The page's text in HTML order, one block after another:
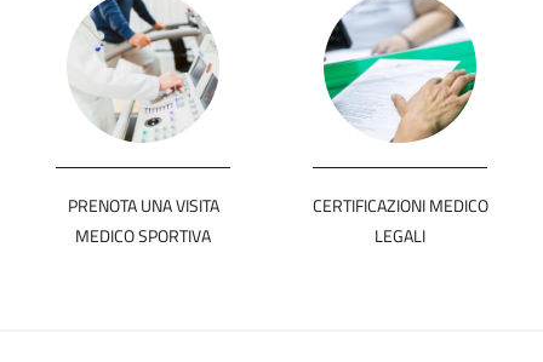
PRENOTA UNA VISITA
MEDICO SPORTIVA
CERTIFICAZIONI MEDICO
LEGALI